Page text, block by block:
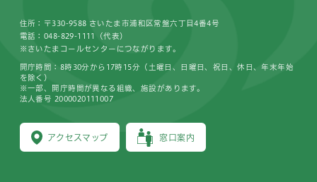
住所：〒330-9588 さいたま市浦和区常盤六丁目4番4号
電話：048-829-1111（代表）
※さいたまコールセンターにつながります。
アクセスマップ 窓口案内
開庁時間：8時30分から17時15分（土曜日、日曜日、祝日、休日、年末年始
を除く）
※一部、開庁時間が異なる組織、施設があります。
法人番号 2000020111007